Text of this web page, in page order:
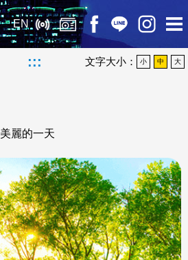
EN
::: 文字大小： 小 中 大
美麗的一天